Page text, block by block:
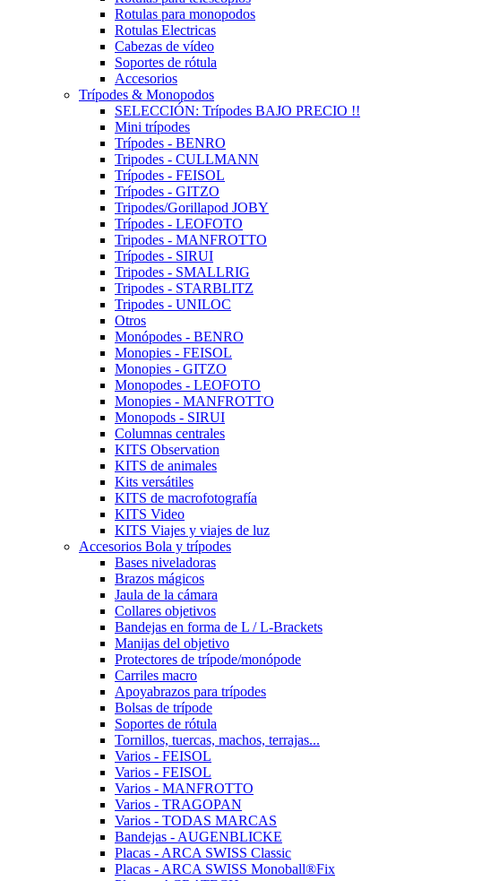
Rotulas para monopodos
Rotulas Electricas
Cabezas de vídeo
Soportes de rótula
Accesorios
Trípodes & Monopodos
SELECCIÓN: Trípodes BAJO PRECIO !!
Mini trípodes
Trípodes - BENRO
Tripodes - CULLMANN
Trípodes - FEISOL
Trípodes - GITZO
Tripodes/Gorillapod JOBY
Trípodes - LEOFOTO
Tripodes - MANFROTTO
Trípodes - SIRUI
Tripodes - SMALLRIG
Tripodes - STARBLITZ
Tripodes - UNILOC
Otros
Monópodes - BENRO
Monopies - FEISOL
Monopies - GITZO
Monopodes - LEOFOTO
Monopies - MANFROTTO
Monopods - SIRUI
Columnas centrales
KITS Observation
KITS de animales
Kits versátiles
KITS de macrofotografía
KITS Video
KITS Viajes y viajes de luz
Accesorios Bola y trípodes
Bases niveladoras
Brazos mágicos
Jaula de la cámara
Collares objetivos
Bandejas en forma de L / L-Brackets
Manijas del objetivo
Protectores de trípode/monópode
Carriles macro
Apoyabrazos para trípodes
Bolsas de trípode
Soportes de rótula
Tornillos, tuercas, machos, terrajas...
Varios - FEISOL
Varios - FEISOL
Varios - MANFROTTO
Varios - TRAGOPAN
Varios - TODAS MARCAS
Bandejas - AUGENBLICKE
Placas - ARCA SWISS Classic
Placas - ARCA SWISS Monoball®Fix